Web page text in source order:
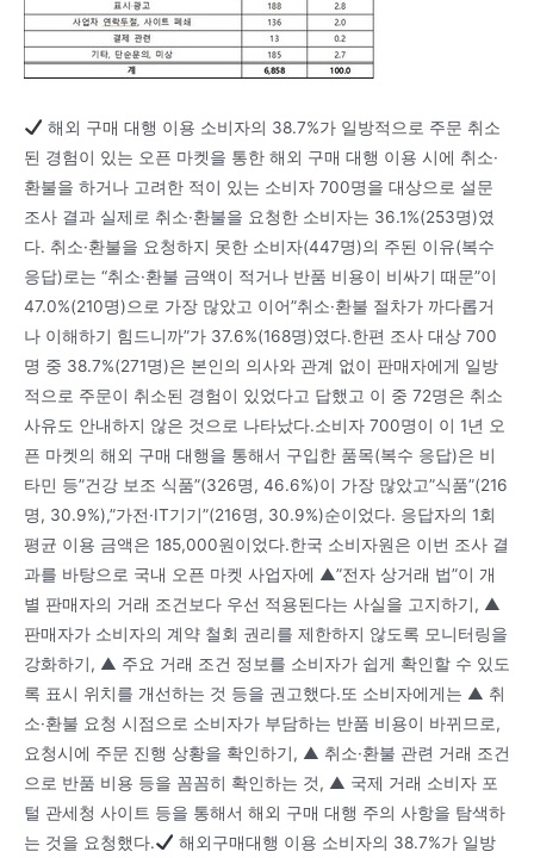
해외 구매 대행 이용 소비자의 38.7%가 일방적으로 주문 취소
된 경험이 있는 오픈 마켓을 통한 해외 구매 대행 이용 시에 취소·
환불을 하거나 고려한 적이 있는 소비자 700명을 대상으로 설문
조사 결과 실제로 취소·환불을 요청한 소비자는 36.1%(253명)였
다. 취소·환불을 요청하지 못한 소비자(447명)의 주된 이유(복수
응답)로는 “취소·환불 금액이 적거나 반품 비용이 비싸기 때문”이
47.0%(210명)으로 가장 많았고 이어”취소·환불 절차가 까다롭거
나 이해하기 힘드니까”가 37.6%(168명)였다.한편 조사 대상 700
명 중 38.7%(271명)은 본인의 의사와 관계 없이 판매자에게 일방
적으로 주문이 취소된 경험이 있었다고 답했고 이 중 72명은 취소
사유도 안내하지 않은 것으로 나타났다.소비자 700명이 이 1년 오
픈 마켓의 해외 구매 대행을 통해서 구입한 품목(복수 응답)은 비
타민 등”건강 보조 식품”(326명, 46.6%)이 가장 많았고”식품”(216
명, 30.9%),”가전·IT기기”(216명, 30.9%)순이었다. 응답자의 1회
평균 이용 금액은 185,000원이었다.한국 소비자원은 이번 조사 결
과를 바탕으로 국내 오픈 마켓 사업자에 ▲”전자 상거래 법”이 개
별 판매자의 거래 조건보다 우선 적용된다는 사실을 고지하기, ▲
판매자가 소비자의 계약 철회 권리를 제한하지 않도록 모니터링을
강화하기, ▲ 주요 거래 조건 정보를 소비자가 쉽게 확인할 수 있도
록 표시 위치를 개선하는 것 등을 권고했다.또 소비자에게는 ▲ 취
소·환불 요청 시점으로 소비자가 부담하는 반품 비용이 바뀌므로,
요청시에 주문 진행 상황을 확인하기, ▲ 취소·환불 관련 거래 조건
으로 반품 비용 등을 꼼꼼히 확인하는 것, ▲ 국제 거래 소비자 포
털 관세청 사이트 등을 통해서 해외 구매 대행 주의 사항을 탐색하
는 것을 요청했다.
해외구매대행 이용 소비자의 38.7%가 일방